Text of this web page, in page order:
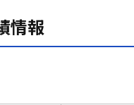
情報